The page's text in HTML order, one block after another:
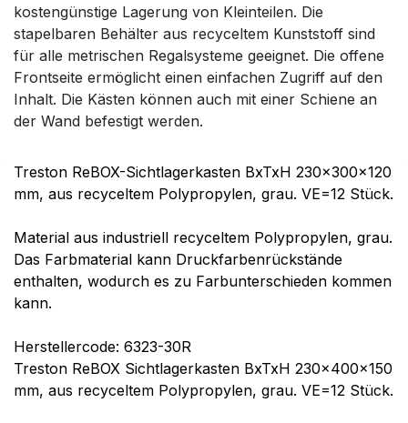
kostengünstige Lagerung von Kleinteilen. Die
stapelbaren Behälter aus recyceltem Kunststoff sind
für alle metrischen Regalsysteme geeignet. Die offene
Frontseite ermöglicht einen einfachen Zugriff auf den
Inhalt. Die Kästen können auch mit einer Schiene an
der Wand befestigt werden.
Treston ReBOX-Sichtlagerkasten BxTxH 230x300x120
mm, aus recyceltem Polypropylen, grau. VE=12 Stück.
Material aus industriell recyceltem Polypropylen, grau.
Das Farbmaterial kann Druckfarbenrückstände
enthalten, wodurch es zu Farbunterschieden kommen
kann.
Herstellercode: 6323-30R
Treston ReBOX Sichtlagerkasten BxTxH 230x400x150
mm, aus recyceltem Polypropylen, grau. VE=12 Stück.